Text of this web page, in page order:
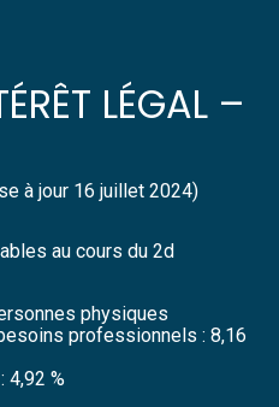
LÉGAL –
à jour 16 juillet 2024)
au cours du 2d
physiques
professionnels : 8,16
4,92 %